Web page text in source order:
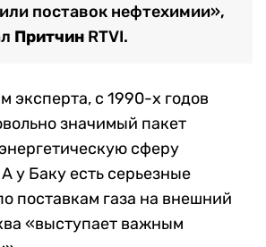
поставок нефтехимии»,
Притчин RTVI.
эксперта, с 1990-х годов
значимый пакет
сферу
у Баку есть серьезные
поставкам газа на внешний
«выступает важным